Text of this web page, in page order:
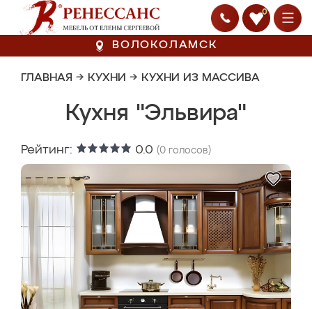
0
ВОЛОКОЛАМСК
ГЛАВНАЯ → КУХНИ → КУХНИ ИЗ МАССИВА
Кухня "Эльвира"
Рейтинг: 0.0 (0 голосов)